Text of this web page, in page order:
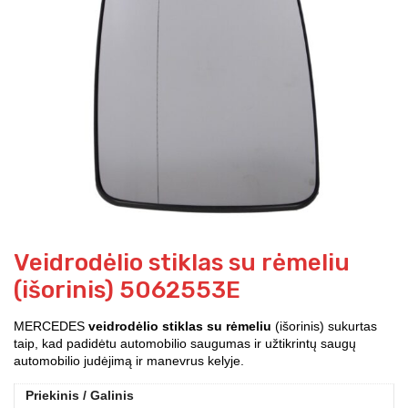
Veidrodėlio stiklas su rėmeliu
(išorinis) 5062553E
MERCEDES veidrodėlio stiklas su rėmeliu (išorinis) sukurtas
taip, kad padidėtu automobilio saugumas ir užtikrintų saugų
automobilio judėjimą ir manevrus kelyje.
Priekinis / Galinis